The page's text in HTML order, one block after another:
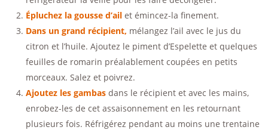
Épluchez la gousse d’ailet émincez-la finement.
Dans un grand récipient, mélangez l’ail avec le jus du
citron et l’huile. Ajoutez le piment d’Espelette et quelques
feuilles de romarin préalablement coupées en petits
morceaux. Salez et poivrez.
Ajoutez les gambasdans le récipient et avec les mains,
enrobez-les de cet assaisonnement en les retournant
plusieurs fois. Réfrigérez pendant au moins une trentaine